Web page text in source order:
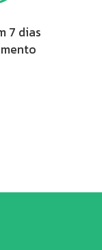
7 dias